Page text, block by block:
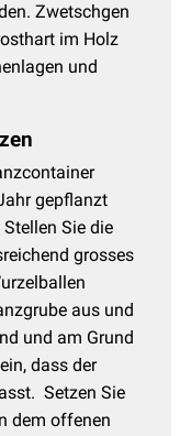
Zwetschgen
im Holz
und
gepflanzt
Sie die
grosses
aus und
und am Grund
dass der
Setzen Sie
dem offenen